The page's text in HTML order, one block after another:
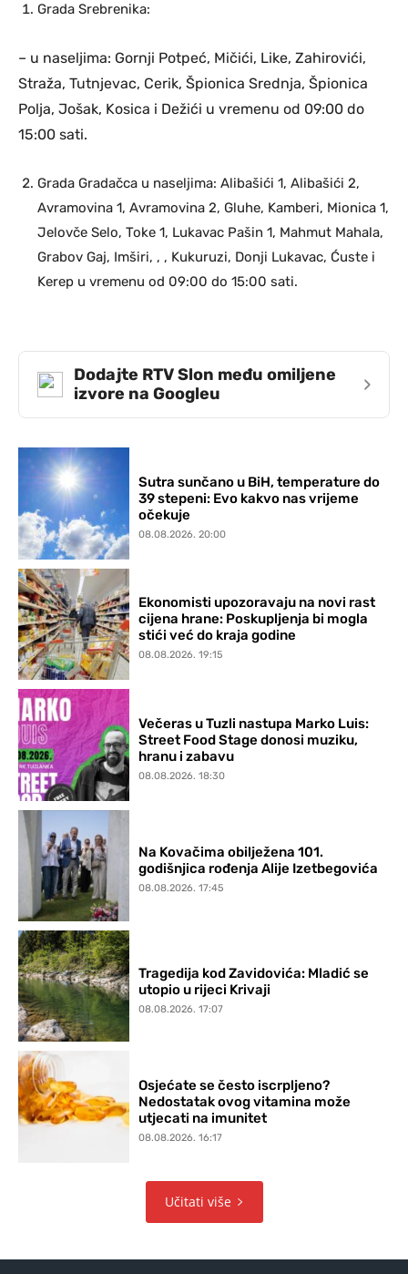
Grada Srebrenika:
– u naseljima: Gornji Potpeć, Mičići, Like, Zahirovići,
Straža, Tutnjevac, Cerik, Špionica Srednja, Špionica
Polja, Jošak, Kosica i Dežići u vremenu od 09:00 do
15:00 sati.
Grada Gradačca u naseljima: Alibašići 1, Alibašići 2,
Avramovina 1, Avramovina 2, Gluhe, Kamberi, Mionica 1,
Jelovče Selo, Toke 1, Lukavac Pašin 1, Mahmut Mahala,
Grabov Gaj, Imširi, , , Kukuruzi, Donji Lukavac, Ćuste i
Kerep u vremenu od 09:00 do 15:00 sati.
Dodajte RTV Slon među omiljene
izvore na Googleu
›
Sutra sunčano u BiH, temperature do
39 stepeni: Evo kakvo nas vrijeme
očekuje
08.08.2026. 20:00
Ekonomisti upozoravaju na novi rast
cijena hrane: Poskupljenja bi mogla
stići već do kraja godine
08.08.2026. 19:15
Večeras u Tuzli nastupa Marko Luis:
Street Food Stage donosi muziku,
hranu i zabavu
08.08.2026. 18:30
Na Kovačima obilježena 101.
godišnjica rođenja Alije Izetbegovića
08.08.2026. 17:45
Tragedija kod Zavidovića: Mladić se
utopio u rijeci Krivaji
08.08.2026. 17:07
Osjećate se često iscrpljeno?
Nedostatak ovog vitamina može
utjecati na imunitet
08.08.2026. 16:17
Učitati više